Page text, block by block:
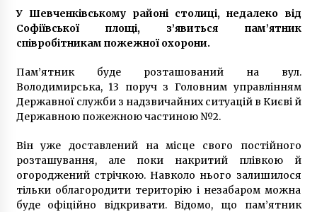
10 років ago
(Видео)
10 років ago
Батькам, які записували дітей в електронну
9 років ago
У Києві вночі горіла нарколабораторія
5 років ago
У Шевченківському районі столиці, недалеко від
Софіївської площі, з’явиться пам’ятник
співробітникам пожежної охорони.
Пам’ятник буде розташований на вул.
Володимирська, 13 поруч з Головним управлінням
Державної служби з надзвичайних ситуацій в Києві й
Державною пожежною частиною №2.
Він уже доставлений на місце свого постійного
розташування, але поки накритий плівкою й
огороджений стрічкою. Навколо нього залишилося
тільки облагородити територію і незабаром можна
буде офіційно відкривати. Відомо, що пам’ятник